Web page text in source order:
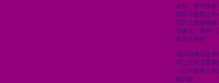
此外，壹傳媒
原訟法庭裁定
同行政會議根
項條文）條例
後即告解散。
經詳細審視這些
為已沒有需要繼
《公司條例》
關調查。